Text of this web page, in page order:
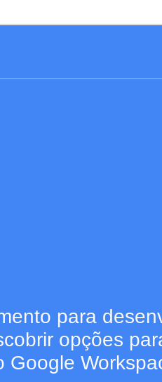
para
opções
Google